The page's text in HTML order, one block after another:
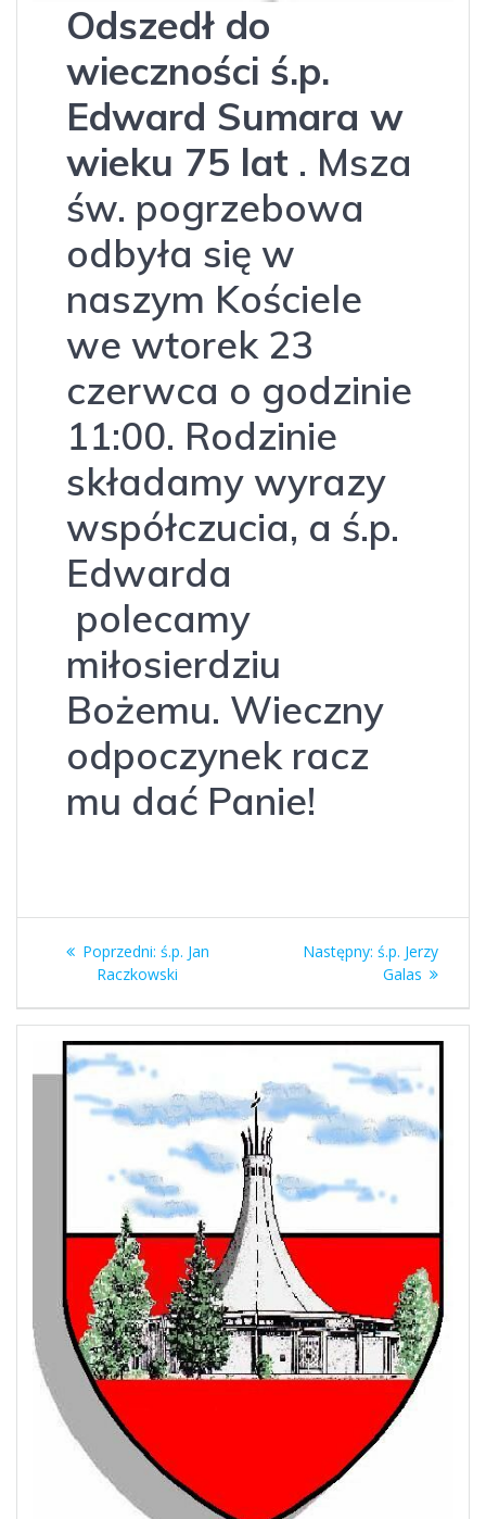
Odszedł do
wieczności ś.p.
Edward Sumara w
wieku 75 lat . Msza
św. pogrzebowa
odbyła się w
naszym Kościele
we wtorek 23
czerwca o godzinie
11:00. Rodzinie
składamy wyrazy
współczucia, a ś.p.
Edwarda
polecamy
miłosierdziu
Bożemu. Wieczny
odpoczynek racz
mu dać Panie!
Nawigacja
wpisu
Poprzedni: Poprzedni
wpis:
ś.p. Jan
Raczkowski
Następny: Następny
wpis:
ś.p. Jerzy
Galas